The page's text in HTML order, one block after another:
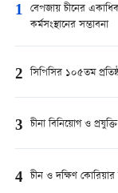
1 বেপজায় চীনের
কর্মসংস্থানের সম্ভাবনা
2 সিপিসির ১০৫তম
3 চীনা বিনিয়োগ ও
4 চীন ও দক্ষিণ কোরিয়ার